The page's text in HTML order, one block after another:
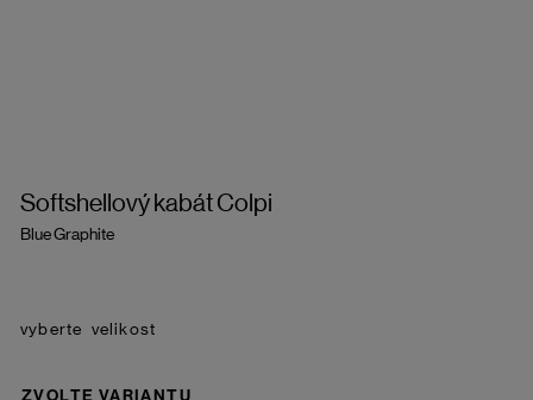
Softshellový kabát Colpi
Blue Graphite
velikost
ZVOLTE VARIANTU